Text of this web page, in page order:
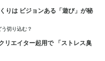
りは ビジョンある「遊び」が秘
切り込む？
リエイター起用で 「ストレス臭